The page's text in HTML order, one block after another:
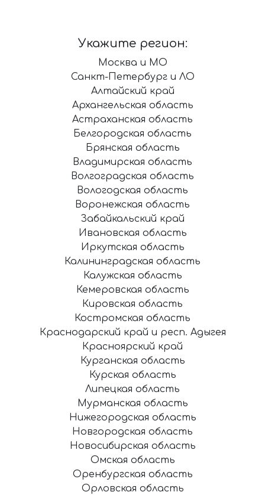
Укажите регион:
Москва и МО
Санкт-Петербург и ЛО
Алтайский край
Архангельская область
Астраханская область
Белгородская область
Брянская область
Владимирская область
Волгоградская область
Вологодская область
Воронежская область
Забайкальский край
Ивановская область
Иркутская область
Калининградская область
Калужская область
Кемеровская область
Кировская область
Костромская область
Краснодарский край и респ. Адыгея
Красноярский край
Курганская область
Курская область
Липецкая область
Мурманская область
Нижегородская область
Новгородская область
Новосибирская область
Омская область
Оренбургская область
Орловская область